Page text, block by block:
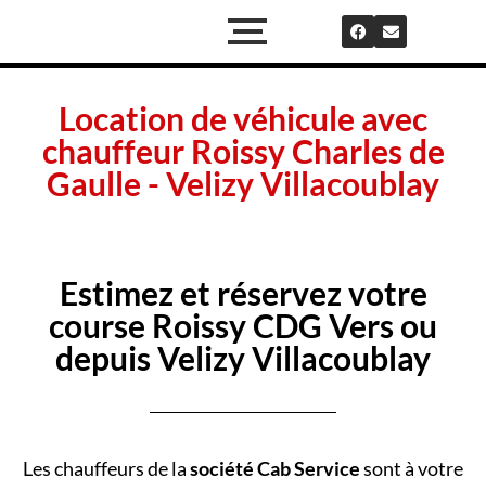
Location de véhicule avec
chauffeur Roissy Charles de
Gaulle - Velizy Villacoublay
Estimez et réservez votre
course Roissy CDG Vers ou
depuis Velizy Villacoublay
Les chauffeurs de lasociété Cab Servicesont à votre